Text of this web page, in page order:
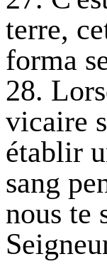
terre,
forma
28.
vicaire
établir
sang
nous te